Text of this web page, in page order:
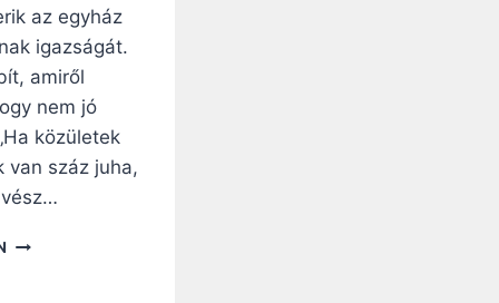
az egyház
igazságát.
amiről
nem jó
közületek
van száz juha,
AZONOS